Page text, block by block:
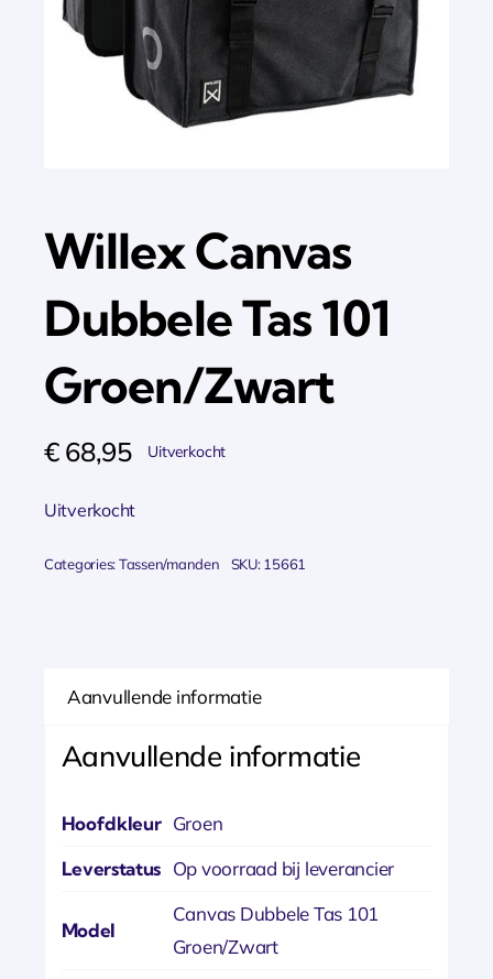
Willex Canvas
Dubbele Tas 101
Groen/Zwart
€68,95 Uitverkocht
Uitverkocht
Categories:Tassen/manden SKU:15661
Aanvullende informatie
Aanvullende informatie
Hoofdkleur Groen
Leverstatus Op voorraad bij leverancier
Model
Canvas Dubbele Tas 101
Groen/Zwart